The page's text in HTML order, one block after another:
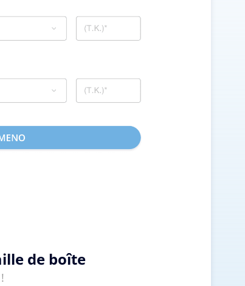
de boîte